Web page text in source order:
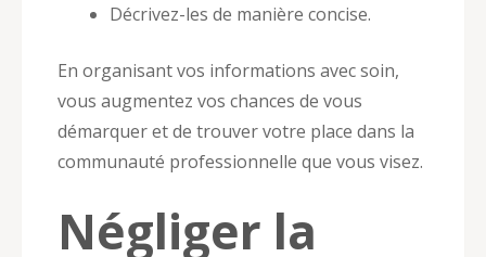
Décrivez-les de manière concise.
En organisant vos informations avec soin,
vous augmentez vos chances de vous
démarquer et de trouver votre place dans la
communauté professionnelle que vous visez.
Négliger la